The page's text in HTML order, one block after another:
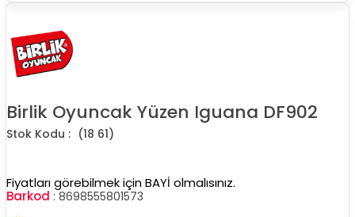
Birlik Oyuncak Yüzen Iguana DF902
(18 61)
Fiyatları görebilmek için BAYİ olmalısınız.
Barkod : 8698555801573